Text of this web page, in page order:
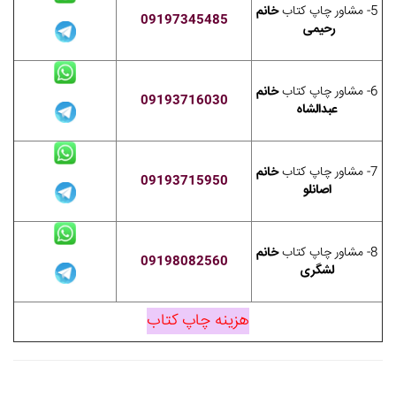
5- مشاور چاپ کتاب
خانم
رحیمی
09197345485
6- مشاور چاپ کتاب
خانم
عبدالشاه
09193716030
7- مشاور چاپ کتاب
خانم
اصانلو
09193715950
8- مشاور چاپ کتاب
خانم
لشگری
09198082560
هزینه چاپ کتاب